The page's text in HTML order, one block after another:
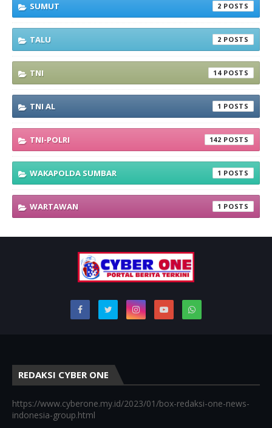
SUMUT 2
TALU 2
TNI 14
TNI AL 1
TNI-POLRI 142
WAKAPOLDA SUMBAR 1
WARTAWAN 1
REDAKSI CYBER ONE
https://www.cyberone.my.id/2023/01/box-redaksi-one-news-
indonesia-group.html